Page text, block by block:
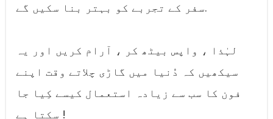
سفر کے تجربے کو بہتر بنا سکیں گے.
لہٰذا ، واپس بیٹھ کر ، آرام کریں اور یہ
سیکھیں کہ دُنیا میں گاڑی چلاتے وقت اپنے
فون کا سب سے زیادہ استعمال کیسے کِیا جا
سکتا ہے !